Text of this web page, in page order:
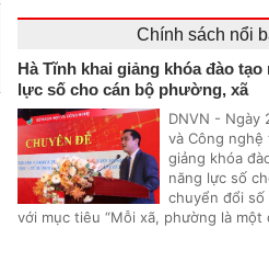
Chính sách nổi
Hà Tĩnh khai giảng khóa đào tạo
lực số cho cán bộ phường, xã
DNVN - Ngày
và Công nghệ
giảng khóa
năng lực số
chuyển đổi số
với mục tiêu “Mỗi xã, phường là một